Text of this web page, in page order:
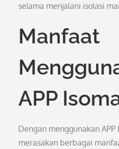
selama menjalani isolasi
Manfaat
APP
Dengan menggunakan
merasakan berbagai